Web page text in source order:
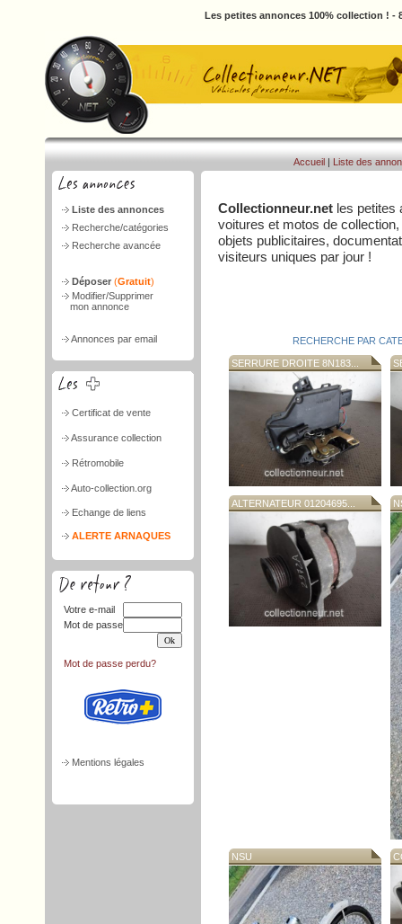
Les petites annonces 100% collection ! -
Liste des annonces
Recherche/catégories
Recherche avancée
Déposer (Gratuit)
Modifier/Supprimer
mon annonce
Annonces par email
Certificat de vente
Assurance collection
Rétromobile
Auto-collection.org
Echange de liens
ALERTE ARNAQUES
Votre e-mail
Mot de passe
Mot de passe perdu?
Mentions légales
Accueil | Liste des
Collectionneur.net les petites
voitures et motos de
objets publicitaires,
visiteurs uniques par jour !
RECHERCHE PAR
SERRURE DROITE 8N183...
ALTERNATEUR 01204695...
NSU